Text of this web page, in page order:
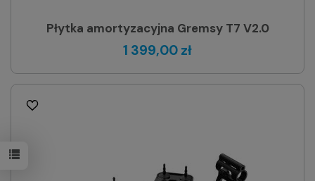
Płytka amortyzacyjna Gremsy T7 V2.0
1 399,00 zł